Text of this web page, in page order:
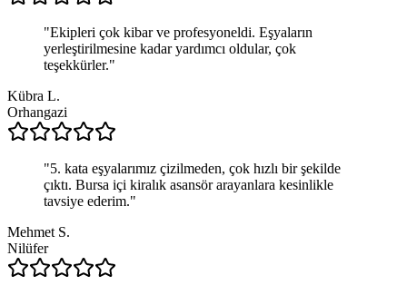
"Ekipleri çok kibar ve profesyoneldi. Eşyaların
yerleştirilmesine kadar yardımcı oldular, çok
teşekkürler."
Kübra L.
Orhangazi
"5. kata eşyalarımız çizilmeden, çok hızlı bir şekilde
çıktı. Bursa içi kiralık asansör arayanlara kesinlikle
tavsiye ederim."
Mehmet S.
Nilüfer